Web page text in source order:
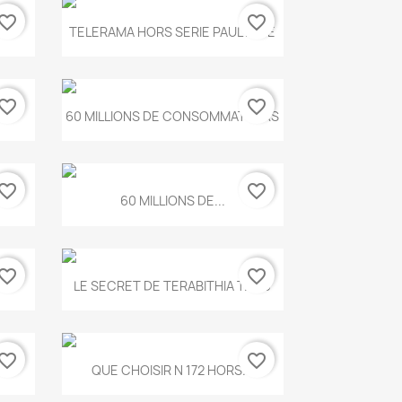
Aperçu rapide
TELERAMA HORS SERIE PAUL KLEE
favorite_border
Aperçu rapide
60 MILLIONS DE CONSOMMATEURS
favorite_border
Aperçu rapide
60 MILLIONS DE... favorite_border
Aperçu rapide
LE SECRET DE TERABITHIA T.560
favorite_border
Aperçu rapide
QUE CHOISIR N 172 HORS...favorite_border